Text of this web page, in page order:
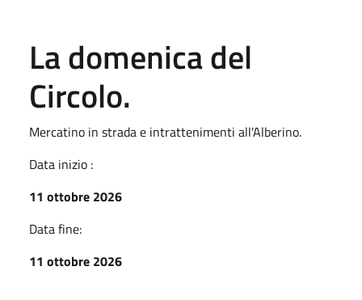
La domenica del
Circolo.
Mercatino in strada e intrattenimenti all'Alberino.
Data inizio :
11 ottobre 2026
Data fine:
11 ottobre 2026